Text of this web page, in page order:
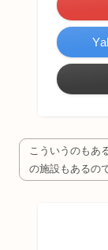
こういうのもあ
の施設もあるの